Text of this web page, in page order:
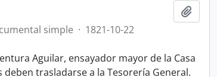
simple · 1821-10-22
Aguilar, ensayador mayor de la Casa
trasladarse a la Tesorería General.